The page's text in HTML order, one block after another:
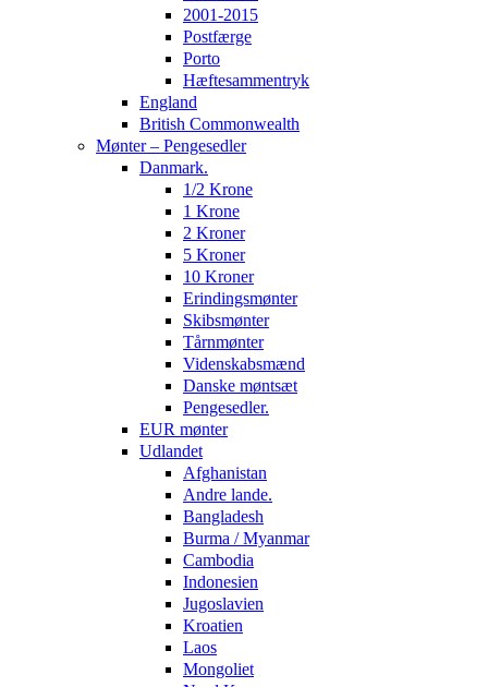
2001-2015
Postfærge
Porto
Hæftesammentryk
England
British Commonwealth
Mønter – Pengesedler
Danmark.
1/2 Krone
1 Krone
2 Kroner
5 Kroner
10 Kroner
Erindingsmønter
Skibsmønter
Tårnmønter
Videnskabsmænd
Danske møntsæt
Pengesedler.
EUR mønter
Udlandet
Afghanistan
Andre lande.
Bangladesh
Burma / Myanmar
Cambodia
Indonesien
Jugoslavien
Kroatien
Laos
Mongoliet